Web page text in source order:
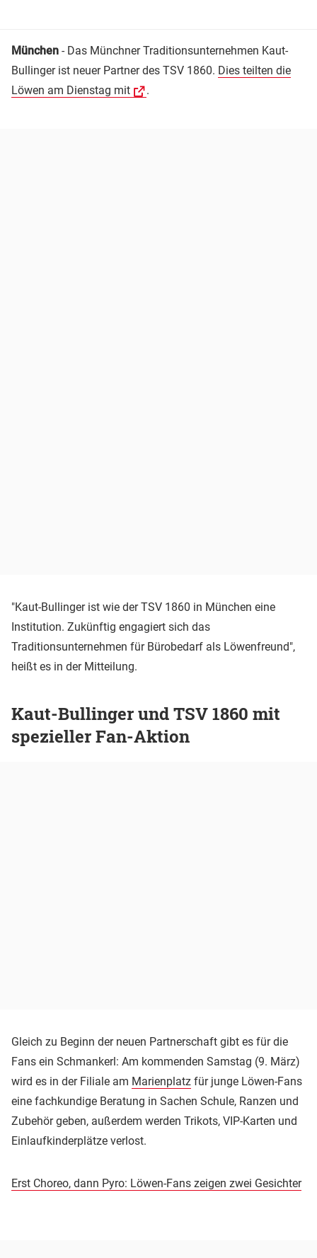
München - Das Münchner Traditionsunternehmen Kaut-
Bullinger ist neuer Partner des TSV 1860. Dies teilten die
Löwen am Dienstag mit
.
"Kaut-Bullinger ist wie der TSV 1860 in München eine
Institution. Zukünftig engagiert sich das
Traditionsunternehmen für Bürobedarf als Löwenfreund",
heißt es in der Mitteilung.
Kaut-Bullinger und TSV 1860 mit
spezieller Fan-Aktion
Gleich zu Beginn der neuen Partnerschaft gibt es für die
Fans ein Schmankerl: Am kommenden Samstag (9. März)
wird es in der Filiale am Marienplatz für junge Löwen-Fans
eine fachkundige Beratung in Sachen Schule, Ranzen und
Zubehör geben, außerdem werden Trikots, VIP-Karten und
Einlaufkinderplätze verlost.
Erst Choreo, dann Pyro: Löwen-Fans zeigen zwei Gesichter